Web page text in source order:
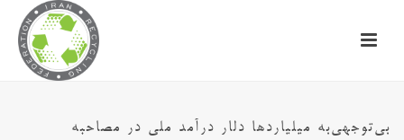
بی‌توجهی‌به میلیاردها دلار درآمد ملی در مصاحبه